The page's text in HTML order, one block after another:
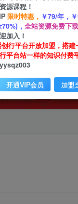
源课程！
限时特惠， ￥79/年，
， 全站资源免费下载
加入！
行平台开放加盟，搭建
平台站一样的知识付费
开通VIP会员 加盟